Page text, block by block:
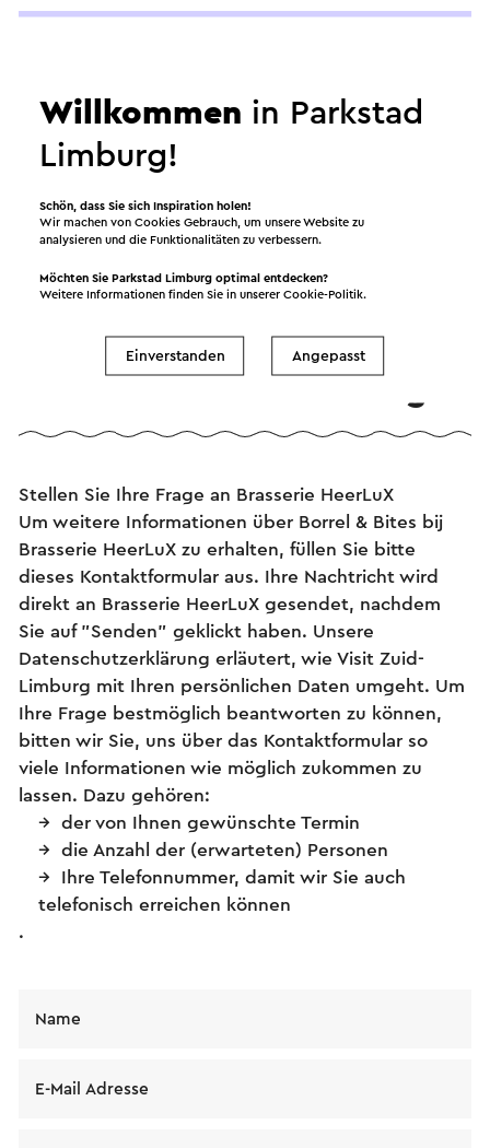
Brasserie HeerLuX
Stellen Sie Ihre Frage an Brasserie HeerLuX
Um weitere Informationen über Borrel & Bites bij
Brasserie HeerLuX zu erhalten, füllen Sie bitte
dieses Kontaktformular aus. Ihre Nachtricht wird
direkt an Brasserie HeerLuX gesendet, nachdem
Sie auf "Senden" geklickt haben. Unsere
Datenschutzerklärung erläutert, wie Visit Zuid-
Limburg mit Ihren persönlichen Daten umgeht. Um
Ihre Frage bestmöglich beantworten zu können,
bitten wir Sie, uns über das Kontaktformular so
viele Informationen wie möglich zukommen zu
lassen. Dazu gehören:
der von Ihnen gewünschte Termin
die Anzahl der (erwarteten) Personen
Ihre Telefonnummer, damit wir Sie auch
telefonisch erreichen können
.
Name
E-Mail Adresse
Willkommen in Parkstad
Limburg!
Schön, dass Sie sich Inspiration holen!
Wir machen von Cookies Gebrauch, um unsere Website zu
analysieren und die Funktionalitäten zu verbessern.
Möchten Sie Parkstad Limburg optimal entdecken?
Weitere Informationen finden Sie in unsererCookie-Politik.
Einverstanden Angepasst